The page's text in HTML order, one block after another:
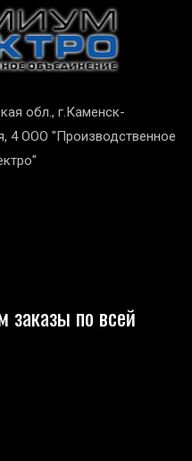
обл., г.Каменск-
4 ООО "Производственное
по всей